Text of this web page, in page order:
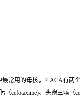
常用的母核，7-ACA有
cefotaxime)、头孢三嗪（